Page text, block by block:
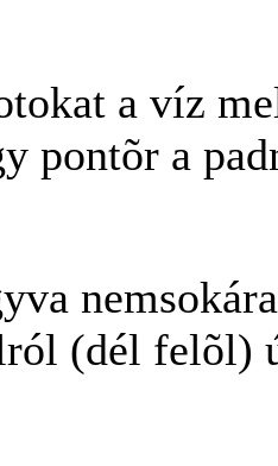
a víz
pontõr a
(dél felõl)